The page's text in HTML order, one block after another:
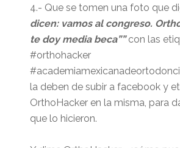
4.- Que se tomen una foto que
dicen: vamos al congreso.
te doy media beca””con las
#orthohacker
la deben de subir a facebook y
OrthoHacker en la misma, para
que lo hicieron.